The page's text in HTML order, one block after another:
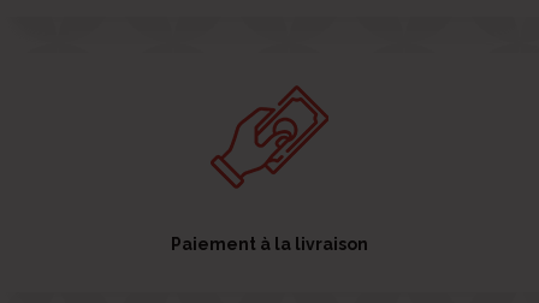
Paiement à la livraison